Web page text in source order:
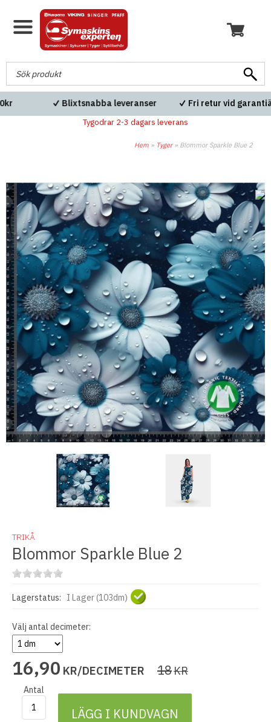
Fri frakt över 600kr Blixtsnabba leveranser
Tygodrar 2-3 dagars leverans
Hem » Tyger» Blommor Sparkle Blue 2
TRIKÅ
Blommor Sparkle Blue 2
Lagerstatus: I Lager (103dm)
Välj antal decimeter:
16,90 KR/DECIMETER 18KR
Antal
LÄGG I KUNDVAGN